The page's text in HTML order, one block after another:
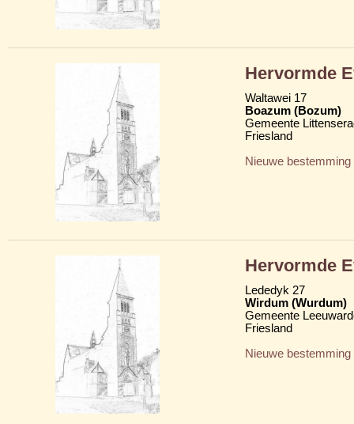
Hervormde
Waltawei 17
Boazum (Bozum)
Gemeente
Friesland
Nieuwe bestemming
Hervormde
Lededyk 27
Wirdum (Wurdum)
Gemeente
Friesland
Nieuwe bestemming